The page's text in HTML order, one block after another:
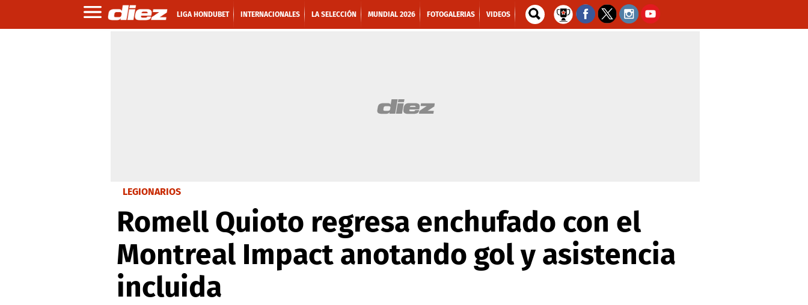
LIGA HONDUBET INTERNACIONALES LA SELECCIÓN MUNDIAL 2026 FOTOGALERIAS VIDEOS
LEGIONARIOS
Romell Quioto regresa enchufado con el
Montreal Impact anotando gol y asistencia
incluida